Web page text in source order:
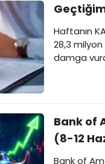
Haftanın
28,3
damga
Bank of
(8-12
Bank of